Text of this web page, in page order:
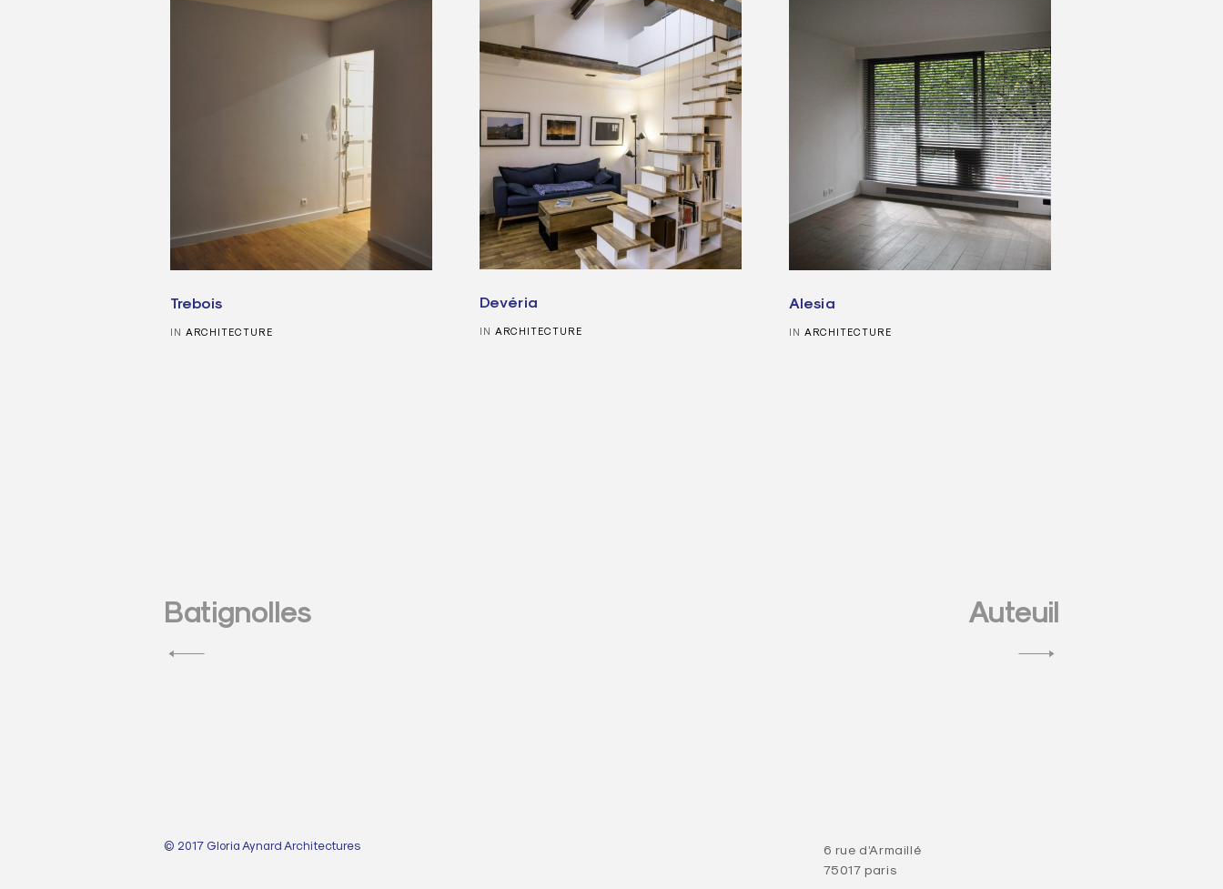
Trebois
IN ARCHITECTURE
Devéria
IN ARCHITECTURE
Alesia
IN ARCHITECTURE
N
a
a
Batignolles Auteuil
© 2017 Gloria Aynard Architectures
6 rue d’Armaillé
75017 paris